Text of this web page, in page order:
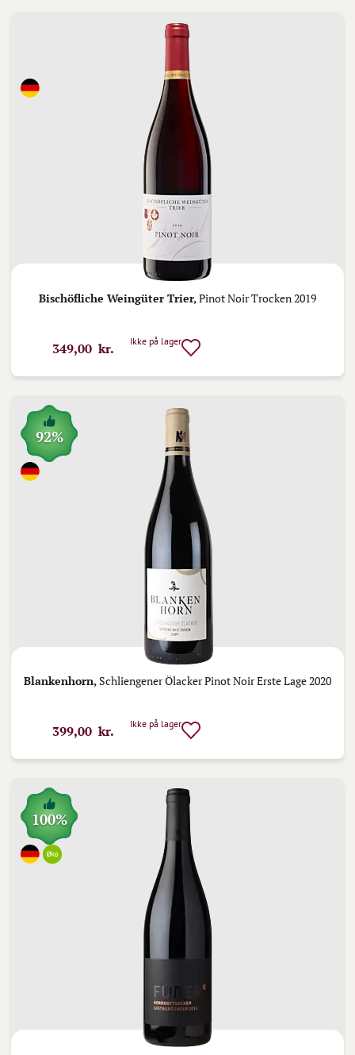
Bischöfliche Weingüter Trier, Pinot Noir Trocken 2019
349,00 kr. Ikke på lager
92%
Blankenhorn,Schliengener Ölacker Pinot Noir Erste Lage 2020
399,00 kr. Ikke på lager
100%